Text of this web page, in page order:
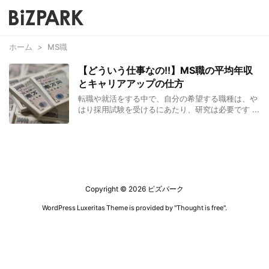
ホーム > MS職
【どういう仕事なの!!】MS職の平均年収
とキャリアアップの仕方
転職や就活をする中で、自分の希望する職種は、や
はり採用試験を受けるにあたり、研究は必要です ...
Copyright © 2026 ビズパーク
WordPress Luxeritas Theme is provided by "Thought is free".